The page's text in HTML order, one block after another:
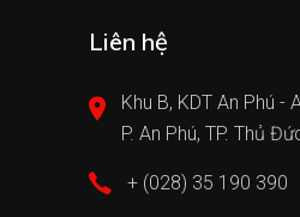
Liên hệ
Khu B, KDT An Phú -
P. An Phú, TP. Thủ
+ (028) 35 190 390